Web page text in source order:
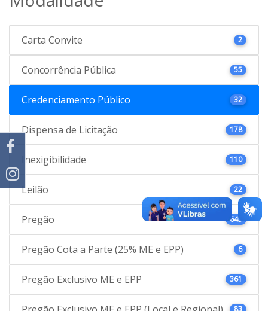
Carta Convite 2
Concorrência Pública 55
Credenciamento Público 32
Dispensa de Licitação 178
Inexigibilidade 110
Leilão 22
Pregão 645
Pregão Cota a Parte (25% ME e EPP) 6
Pregão Exclusivo ME e EPP 361
83